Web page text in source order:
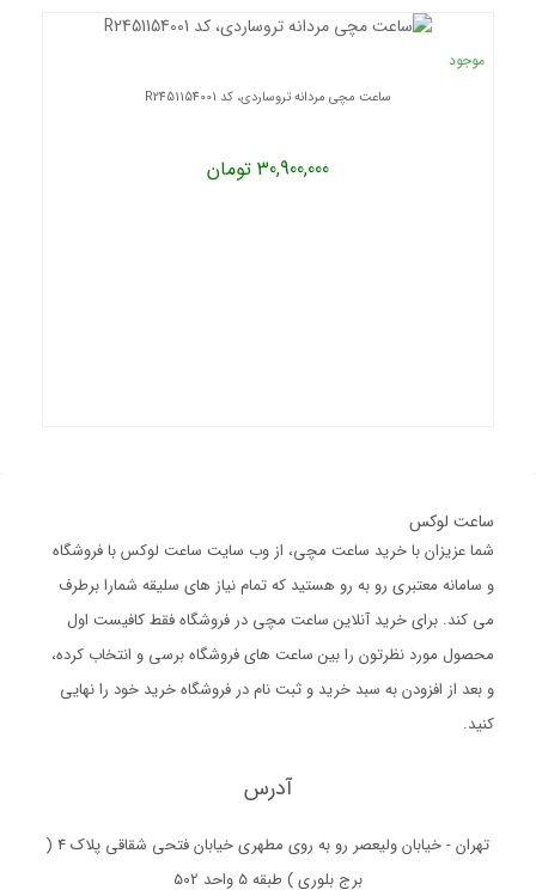
موجود
ساعت مچی مردانه تروساردی، کد R2451154001
30,900,000 تومان
ساعت لوکس
شما عزیزان با خرید ساعت مچی، از وب سایت ساعت لوکس با فروشگاه
و سامانه معتبری رو به رو هستید که تمام نیاز های سلیقه شمارا برطرف
می کند. برای خرید آنلاین ساعت مچی در فروشگاه فقط کافیست اول
محصول مورد نظرتون را بین ساعت های فروشگاه برسی و انتخاب کرده،
و بعد از افزودن به سبد خرید و ثبت نام در فروشگاه خرید خود را نهایی
کنید.
آدرس
تهران - خیابان ولیعصر رو به روی مطهری خیابان فتحی شقاقی پلاک 4 (
برج بلوری ) طبقه 5 واحد 502